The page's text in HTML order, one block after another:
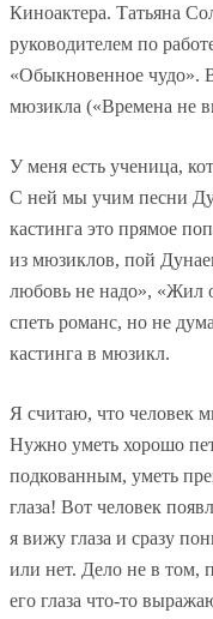
Киноактера. Татьяна
руководителем по
«Обыкновенное чудо».
мюзикла («Времена не
У меня есть ученица,
С ней мы учим песни
кастинга это прямое
из мюзиклов, пой
любовь не надо», «Жил
спеть романс, но не
кастинга в мюзикл.
Я считаю, что человек
Нужно уметь хорошо
подкованным, уметь
глаза! Вот человек
я вижу глаза и сразу
или нет. Дело не в том,
его глаза что-то